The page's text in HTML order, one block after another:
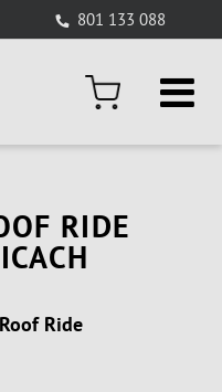
801 133 088
RIDE
Ride